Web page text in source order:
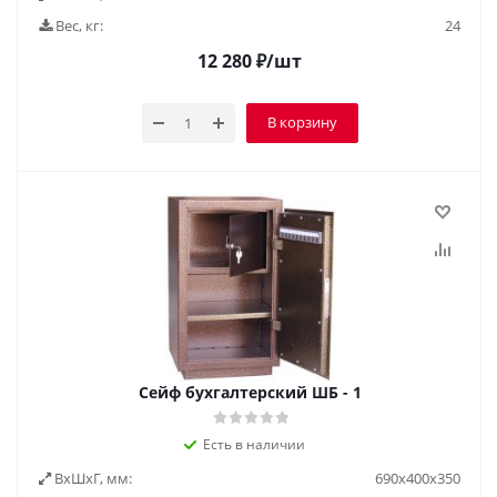
Вес, кг:
24
12 280₽/шт
В корзину
Cейф бухгалтерский ШБ - 1
Есть в наличии
ВxШxГ, мм: 690х400х350